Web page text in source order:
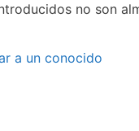
no son
a un conocido